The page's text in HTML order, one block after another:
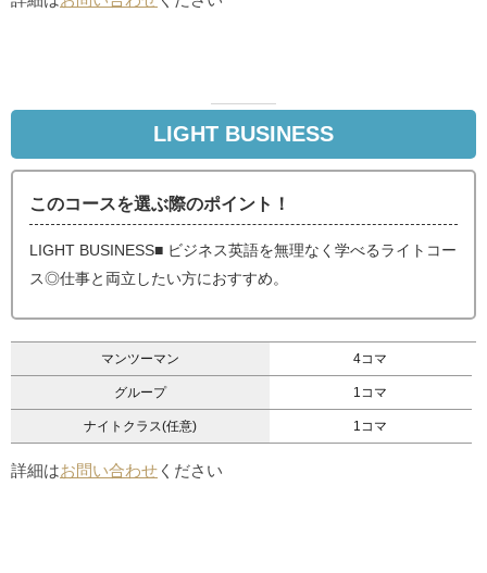
LIGHT BUSINESS
このコースを選ぶ際のポイント！
LIGHT BUSINESS■ ビジネス英語を無理なく学べるライトコー
ス◎仕事と両立したい方におすすめ。
マンツーマン 4コマ
グループ 1コマ
ナイトクラス(任意) 1コマ
詳細はお問い合わせ ください